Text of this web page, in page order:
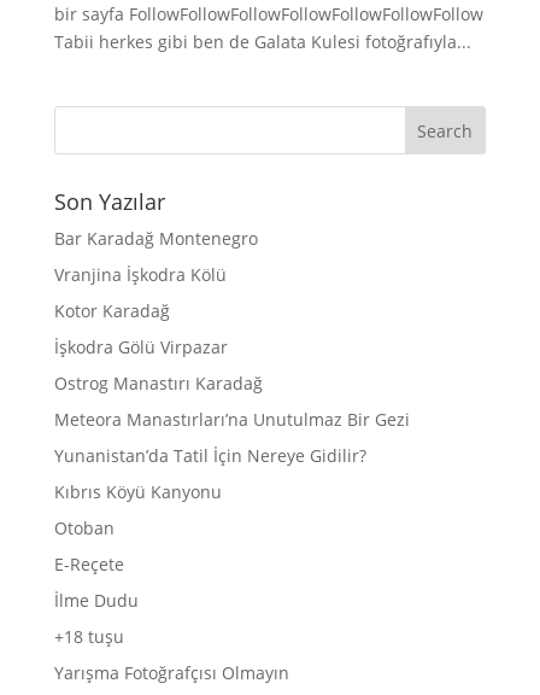
bir sayfa FollowFollowFollowFollowFollowFollowFollow
Tabii herkes gibi ben de Galata Kulesi fotoğrafıyla...
Son Yazılar
Bar Karadağ Montenegro
Vranjina İşkodra Kölü
Kotor Karadağ
İşkodra Gölü Virpazar
Ostrog Manastırı Karadağ
Meteora Manastırları’na Unutulmaz Bir Gezi
Yunanistan’da Tatil İçin Nereye Gidilir?
Kıbrıs Köyü Kanyonu
Otoban
E-Reçete
İlme Dudu
+18 tuşu
Yarışma Fotoğrafçısı Olmayın